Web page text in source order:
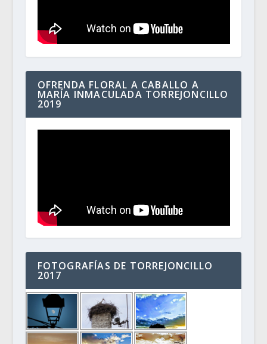
OFRENDA FLORAL A CABALLO A
MARÍA INMACULADA TORREJONCILLO
2019
FOTOGRAFÍAS DE TORREJONCILLO
2017